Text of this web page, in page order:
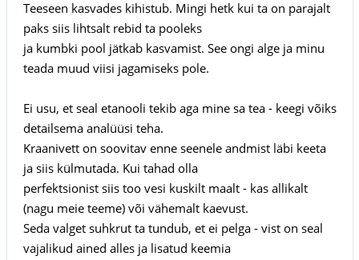
Teeseen kasvades kihistub. Mingi hetk kui ta on parajalt
paks siis lihtsalt rebid ta pooleks
ja kumbki pool jätkab kasvamist. See ongi alge ja minu
teada muud viisi jagamiseks pole.
Ei usu, et seal etanooli tekib aga mine sa tea - keegi võiks
detailsema analüüsi teha.
Kraanivett on soovitav enne seenele andmist läbi keeta
ja siis külmutada. Kui tahad olla
perfektsionist siis too vesi kuskilt maalt - kas allikalt
(nagu meie teeme) või vähemalt kaevust.
Seda valget suhkrut ta tundub, et ei pelga - vist on seal
vajalikud ained alles ja lisatud keemia